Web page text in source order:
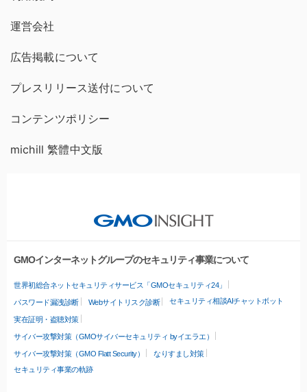
運営会社
広告掲載について
プレスリリース送付について
コンテンツポリシー
michill 繁體中文版
GMOインターネットグループのセキュリティ事業について
世界初総合ネットセキュリティサービス「GMOセキュリティ24」
パスワード漏洩診断 Webサイトリスク診断 セキュリティ相談AIチャットボット
実在証明・盗聴対策
サイバー攻撃対策（GMOサイバーセキュリティ byイエラエ）
サイバー攻撃対策（GMO Flatt Security）
なりすまし対策
セキュリティ事業の軌跡